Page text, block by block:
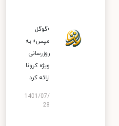
«گوگل
مپس» به
روزرسانی
ویژه کرونا
ارائه کرد
1401/07/
28